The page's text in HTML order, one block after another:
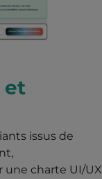
et
issus de
une charte UI/UX